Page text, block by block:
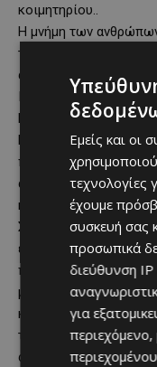
κοιμητηρίου..
Η μνήμη των ανθρώπων
τιμάται.. ο φίλος
ανάρτηση μου, μου
Παγκόσμια Μέρα κατά
Μαρτίου.. Μίλησα με
Κυπερούντας δρ.
πρέπει να κάνουμε
ανθρώπους, ένα
κάνουμε κάθε χρόνο,
Συμβούλιο
είπε ότι το είχαν ήδη
περασμένο Μάρτιο
μίλησε ο γιατρός με
και την εκκλησία και
το Κοινοτικό
αγριόχορτα το
Εμείς και οι
τεχνολογίες
έχουμε
συσκευή σας
προσωπικά
διεύθυνση
για